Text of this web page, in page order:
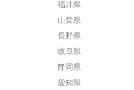
福井県
山梨県
長野県
岐阜県
静岡県
愛知県